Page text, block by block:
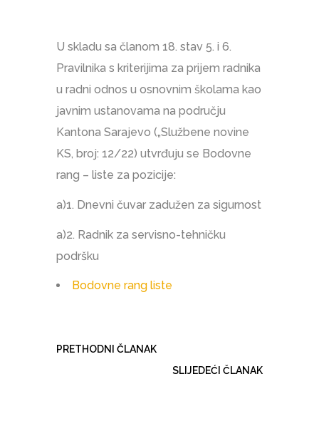
U skladu sa članom 18. stav 5. i 6.
Pravilnika s kriterijima za prijem radnika
u radni odnos u osnovnim školama kao
javnim ustanovama na području
Kantona Sarajevo („Službene novine
KS, broj: 12/22) utvrđuju se Bodovne
rang – liste za pozicije:
a)1. Dnevni čuvar zadužen za sigurnost
a)2. Radnik za servisno-tehničku
podršku
Bodovne rang liste
PRETHODNI ČLANAK
SLIJEDEĆI ČLANAK